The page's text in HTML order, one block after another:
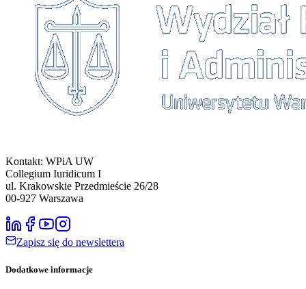
Kontakt: WPiA UW
Collegium Iuridicum I
ul. Krakowskie Przedmieście 26/28
00-927 Warszawa
Zapisz się do newslettera
Dodatkowe informacje